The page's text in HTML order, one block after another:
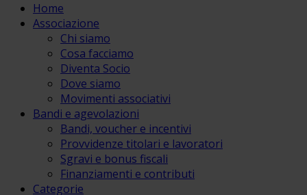
Home
Associazione
Chi siamo
Cosa facciamo
Diventa Socio
Dove siamo
Movimenti associativi
Bandi e agevolazioni
Bandi, voucher e incentivi
Provvidenze titolari e lavoratori
Sgravi e bonus fiscali
Finanziamenti e contributi
Categorie